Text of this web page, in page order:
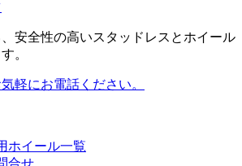
安全性の高いスタッドレスとホイール
。
ホイール一覧
合せ